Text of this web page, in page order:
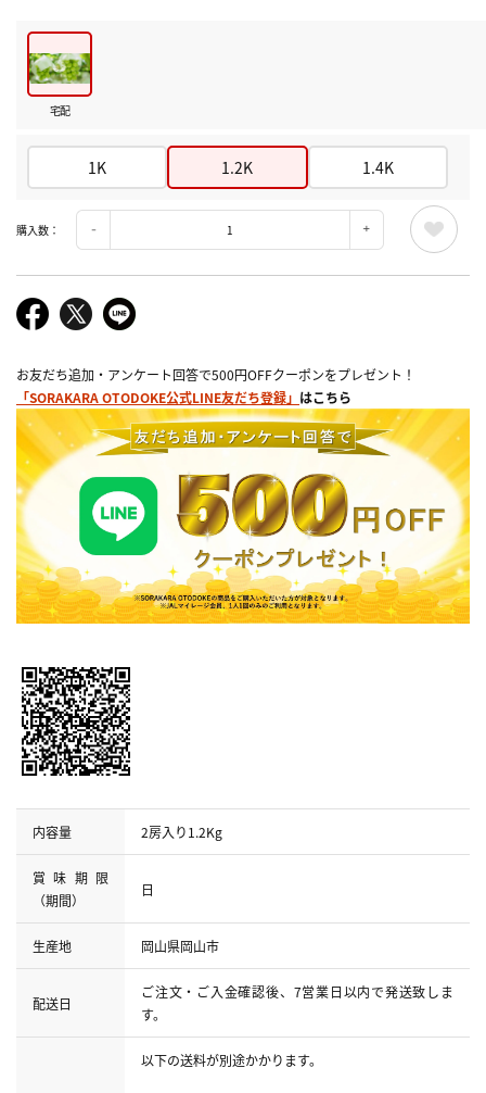
宅配
1K 1.2K 1.4K
購入数：
お友だち追加・アンケート回答で500円OFFクーポンをプレゼント！
「SORAKARA OTODOKE公式LINE友だち登録」 はこちら
内容量 2房入り1.2Kg
賞味期限
（期間）
日
生産地 岡山県岡山市
配送日
ご注文・ご入金確認後、7営業日以内で発送致しま
す。
以下の送料が別途かかります。